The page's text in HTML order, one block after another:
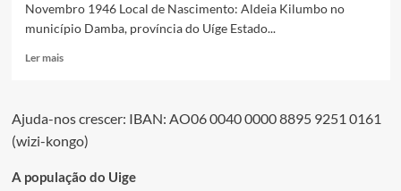
Novembro 1946 Local de Nascimento: Aldeia Kilumbo no
município Damba, província do Uíge Estado...
Ler maisLeia
de
Identidade
pastor
Ajuda-nos crescer: IBAN: AO06 0040 0000 8895 9251 0161
(wizi-kongo)
A população do Uige